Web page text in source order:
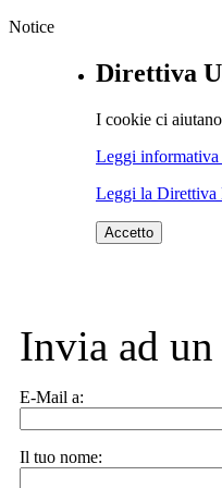
Notice
Direttiva
I cookie ci
Leggi
Leggi la Direttiva
Accetto
Invia ad
E-Mail a:
Il tuo nome: